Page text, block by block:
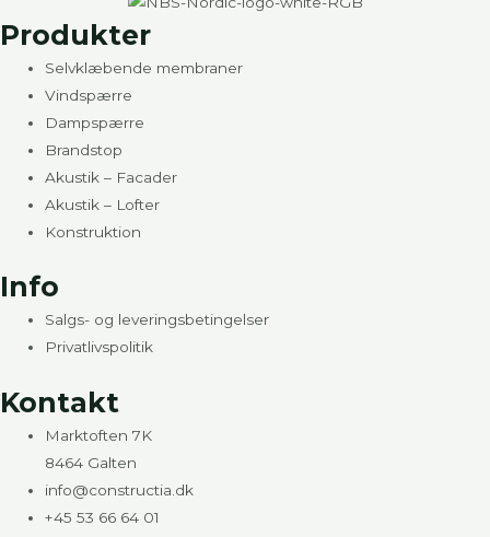
Produkter
Selvklæbende membraner
Vindspærre
Dampspærre
Brandstop
Akustik – Facader
Akustik – Lofter
Konstruktion
Info
Salgs- og leveringsbetingelser
Privatlivspolitik
Kontakt
Marktoften 7K
8464 Galten
info@constructia.dk
+45 53 66 64 01